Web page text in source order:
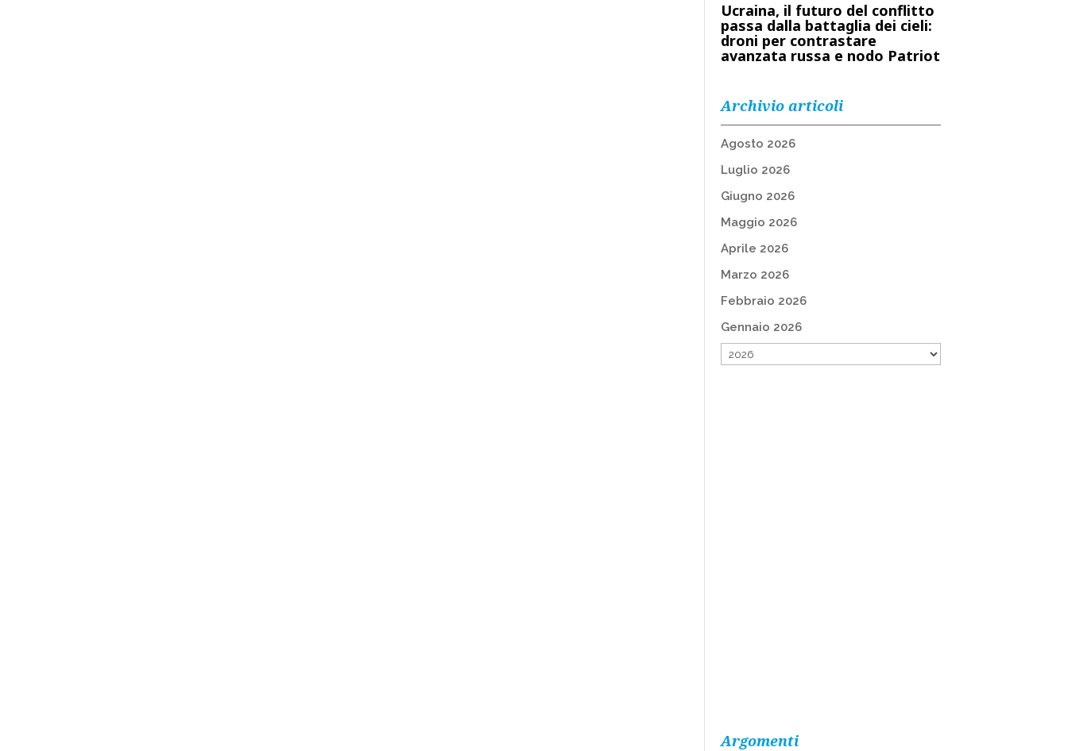
Ucraina, il futuro del conflitto
passa dalla battaglia dei cieli:
droni per contrastare
avanzata russa e nodo Patriot
Archivio articoli
Agosto 2026
Luglio 2026
Giugno 2026
Maggio 2026
Aprile 2026
Marzo 2026
Febbraio 2026
Gennaio 2026
Argomenti